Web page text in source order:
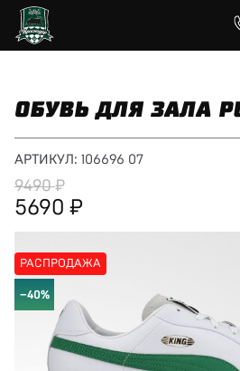
ОБУВЬ ДЛЯ ЗАЛА
АРТИКУЛ: 106696 07
9490
5690
РАСПРОДАЖА
−40%